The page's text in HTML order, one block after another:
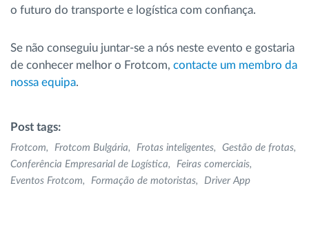
o futuro do transporte e logística com confiança.
Se não conseguiu juntar-se a nós neste evento e gostaria
de conhecer melhor o Frotcom, contacte um membro da
nossa equipa.
Post tags:
Frotcom Frotcom Bulgária Frotas inteligentes
Gestão de frotas
Conferência Empresarial de Logística
Feiras comerciais
Eventos Frotcom
Formação de motoristas Driver App